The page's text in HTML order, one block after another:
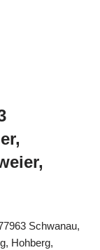
Schwanau,
Hohberg,